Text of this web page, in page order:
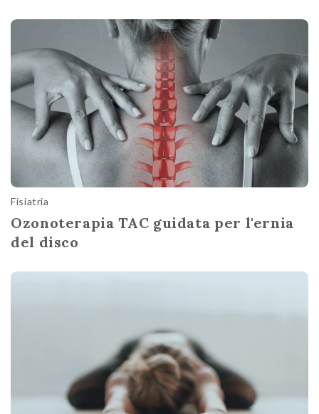
Fisiatria
Ozonoterapia TAC guidata per l'ernia
del disco